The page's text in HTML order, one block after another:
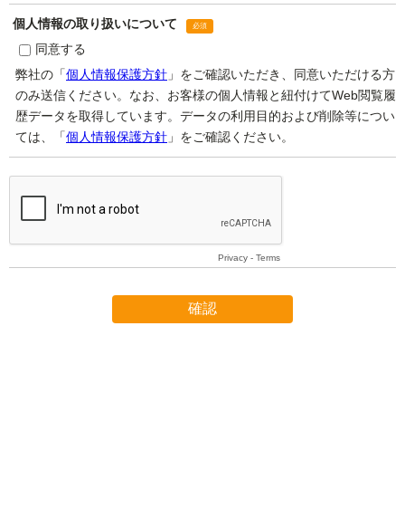
個人情報の取り扱いについて
同意する
弊社の「個人情報保護方針 」をご確認いただき、同意いただける方
のみ送信ください。なお、お客様の個人情報と紐付けてWeb閲覧履
歴データを取得しています。データの利用目的および削除等につい
ては、「個人情報保護方針 」をご確認ください。
Privacy - Terms